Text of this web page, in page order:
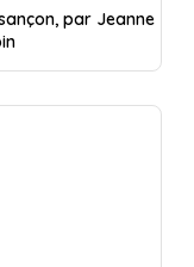
par Jeanne